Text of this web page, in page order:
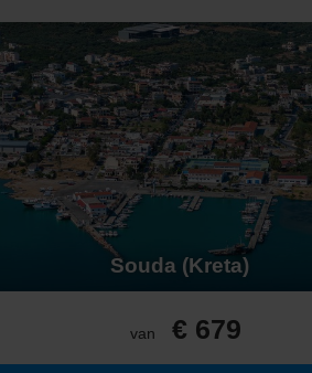
complete ervaring.
zee en beleef een onvergetelijke reis!
Souda (Kreta)
van € 679